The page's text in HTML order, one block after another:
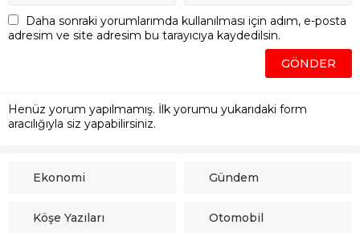
Daha sonraki yorumlarımda kullanılması için adım, e-posta
adresim ve site adresim bu tarayıcıya kaydedilsin.
Henüz yorum yapılmamış. İlk yorumu yukarıdaki form
aracılığıyla siz yapabilirsiniz.
Ekonomi Gündem
Köşe Yazıları Otomobil